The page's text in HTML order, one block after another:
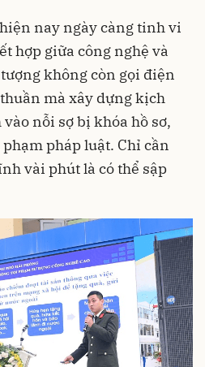
nay ngày càng tinh vi
hợp giữa công nghệ và
không còn gọi điện
mà xây dựng kịch
nỗi sợ bị khóa hồ sơ,
pháp luật. Chỉ cần
vài phút là có thể sập